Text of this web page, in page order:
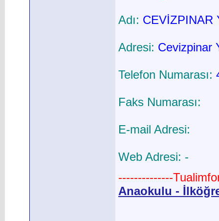
Adı: CEVİZPINAR
Adresi: Cevizpinar
Telefon Numarası:
Faks Numarası:
E-mail Adresi:
Web Adresi: -
--------------
Anaokulu -